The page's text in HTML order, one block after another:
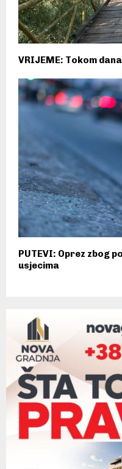
VRIJEME: Tokom
PUTEVI: Oprez zbog
usjecima